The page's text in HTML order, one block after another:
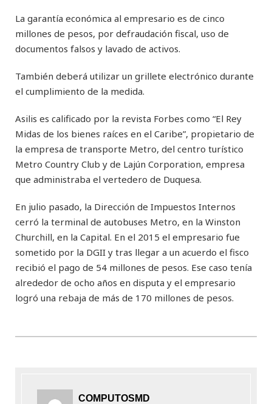
La garantía económica al empresario es de cinco
millones de pesos, por defraudación fiscal, uso de
documentos falsos y lavado de activos.
También deberá utilizar un grillete electrónico durante
el cumplimiento de la medida.
Asilis es calificado por la revista Forbes como “El Rey
Midas de los bienes raíces en el Caribe”, propietario de
la empresa de transporte Metro, del centro turístico
Metro Country Club y de Lajún Corporation, empresa
que administraba el vertedero de Duquesa.
En julio pasado, la Dirección de Impuestos Internos
cerró la terminal de autobuses Metro, en la Winston
Churchill, en la Capital. En el 2015 el empresario fue
sometido por la DGII y tras llegar a un acuerdo el fisco
recibió el pago de 54 millones de pesos. Ese caso tenía
alrededor de ocho años en disputa y el empresario
logró una rebaja de más de 170 millones de pesos.
COMPUTOSMD